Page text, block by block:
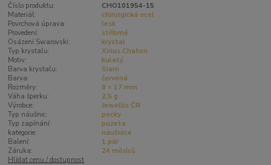
Číslo produktu:
CHO101954-15
Materiál:
chirurgická ocel
Povrchová úprava:
lesk
Provedení:
stříbrné
Osázení Swarovski:
krystal
Typ krystalu:
Xirius Chaton
Motiv:
kulatý
Barva krystalu:
Siam
Barva:
červená
Rozměry:
8 × 17 mm
Váha šperku:
2,5 g
Výrobce:
Jewellis ČR
Typ náušnic:
pecky
Typ zapínání:
puzeta
kategorie:
náušnice
Balení:
1 pár
Záruka:
24 měsíců
Hlídat cenu / dostupnost